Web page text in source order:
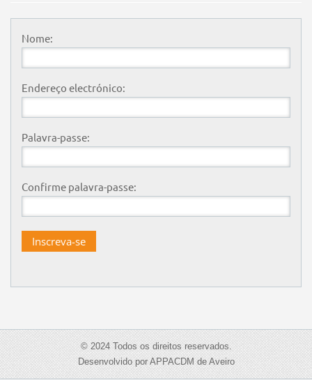
Nome:
Endereço electrónico:
Palavra-passe:
Confirme palavra-passe:
© 2024 Todos os direitos reservados.
Desenvolvido por APPACDM de Aveiro